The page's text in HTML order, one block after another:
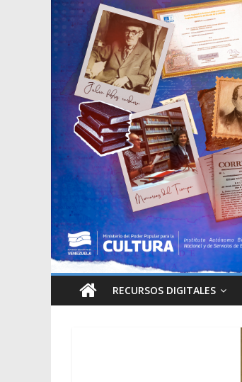
RECURSOS DIGITALES